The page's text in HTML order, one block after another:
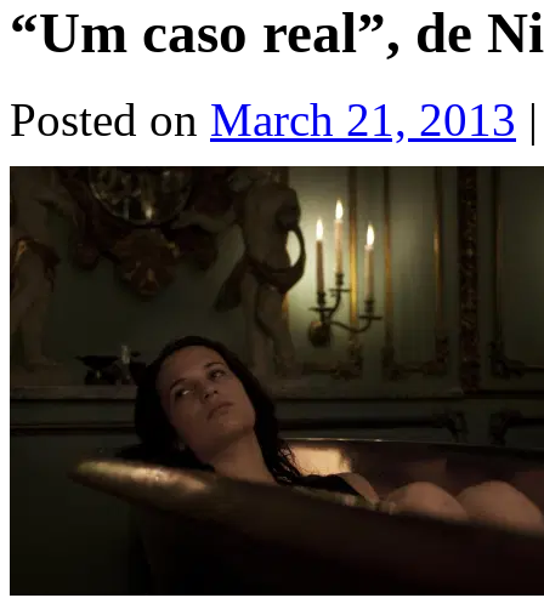
“Um caso real”, de
Posted on March 21, 2013 |